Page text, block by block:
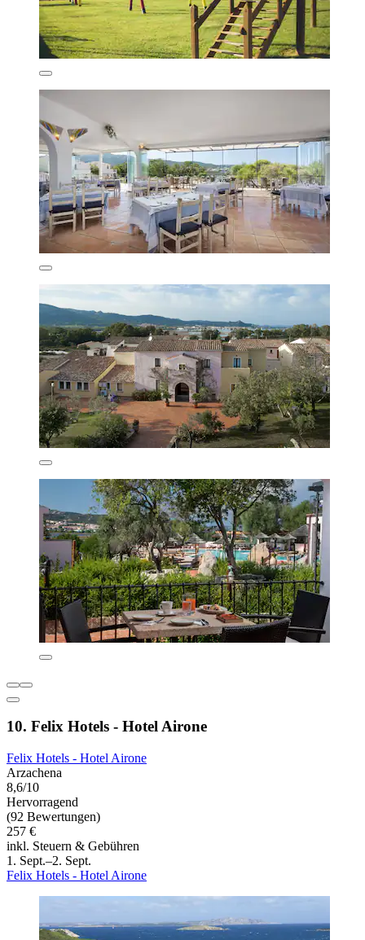
10. Felix Hotels - Hotel Airone
Felix Hotels - Hotel Airone
Arzachena
8,6/10
Hervorragend
(92 Bewertungen)
257 €
inkl. Steuern & Gebühren
1. Sept.–2. Sept.
Felix Hotels - Hotel Airone